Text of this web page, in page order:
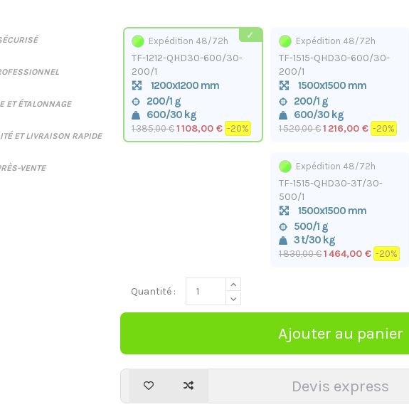
ET ÉTALONNAGE
ET LIVRAISON RAPIDE
VENTE
TF-1212-QHD30-600/30-
200/1
1200x1200 mm
200/1 g
600/30 kg
1 385,00 € 1 108,00 € -20%
Expédition 48/72h
TF-1515-QHD30-600/30-
200/1
1500x1500 mm
200/1 g
600/30 kg
1 520,00 € 1 216,00 € -20%
Expédition 48/72h
TF-1515-QHD30-3T/30-
500/1
1500x1500 mm
500/1 g
3 t/30 kg
1 830,00 € 1 464,00 € -20%
Expédition 48/72h
Quantité :